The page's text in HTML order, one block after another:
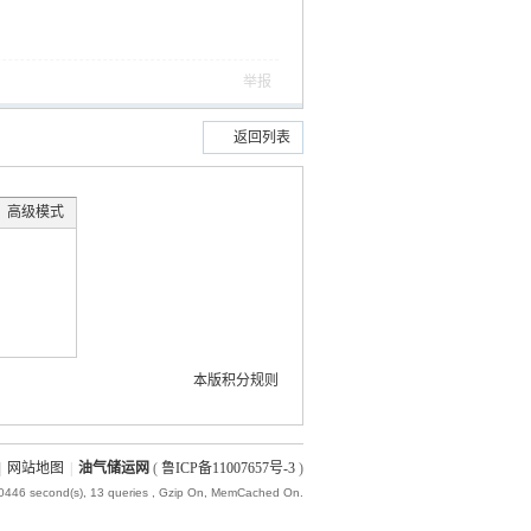
举报
返回列表
高级模式
本版积分规则
网站地图 油气储运网 ( 鲁ICP备11007657号-3 )
second(s), 13 queries , Gzip On, MemCached On.